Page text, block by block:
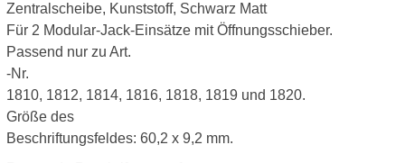
Zentralscheibe, Kunststoff, Schwarz Matt
Für 2 Modular-Jack-Einsätze mit Öffnungsschieber.
Passend nur zu Art.
-Nr.
1810, 1812, 1814, 1816, 1818, 1819 und 1820.
Größe des
Beschriftungsfeldes: 60,2 x 9,2 mm.